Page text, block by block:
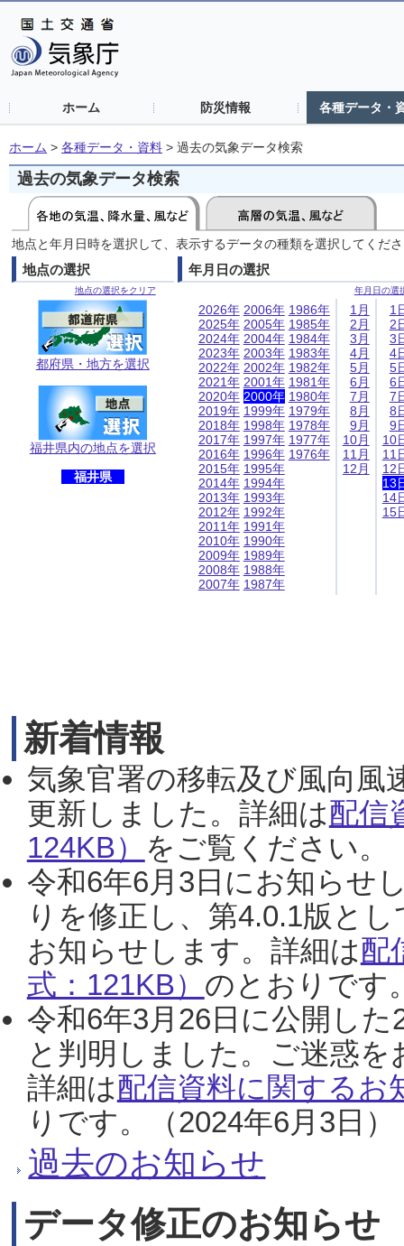
ホーム 防災情報 各種データ・
ホーム > 各種データ・資料 > 過去の気象データ検索
過去の気象データ検索
地点と年月日時を選択して、表示するデータの種類を選択してくだ
地点の選択
地点の選択をクリア
都府県・地方を選択
福井県内の地点を選択
福井県
年月日の選択
年月日の選
2026年
2025年
2024年
2023年
2022年
2021年
2020年
2019年
2018年
2017年
2016年
2015年
2014年
2013年
2012年
2011年
2010年
2009年
2008年
2007年
2006年
2005年
2004年
2003年
2002年
2001年
2000年
1999年
1998年
1997年
1996年
1995年
1994年
1993年
1992年
1991年
1990年
1989年
1988年
1987年
1986年
1985年
1984年
1983年
1982年
1981年
1980年
1979年
1978年
1977年
1976年
1月
2月
3月
4月
5月
6月
7月
8月
9月
10月
11月
12月
1
2
3
4
5
6
7
8
9
10
11
12
13
14
15
新着情報
気象官署の移転及び風向風
更新しました。詳細は配信
124KB） をご覧ください。
令和6年6月3日にお知らせ
りを修正し、第4.0.1版と
お知らせします。詳細は配
式：121KB） のとおりです
令和6年3月26日に公開し
と判明しました。ご迷惑
詳細は配信資料に関するお
りです。（2024年6月3日）
過去のお知らせ
データ修正のお知らせ